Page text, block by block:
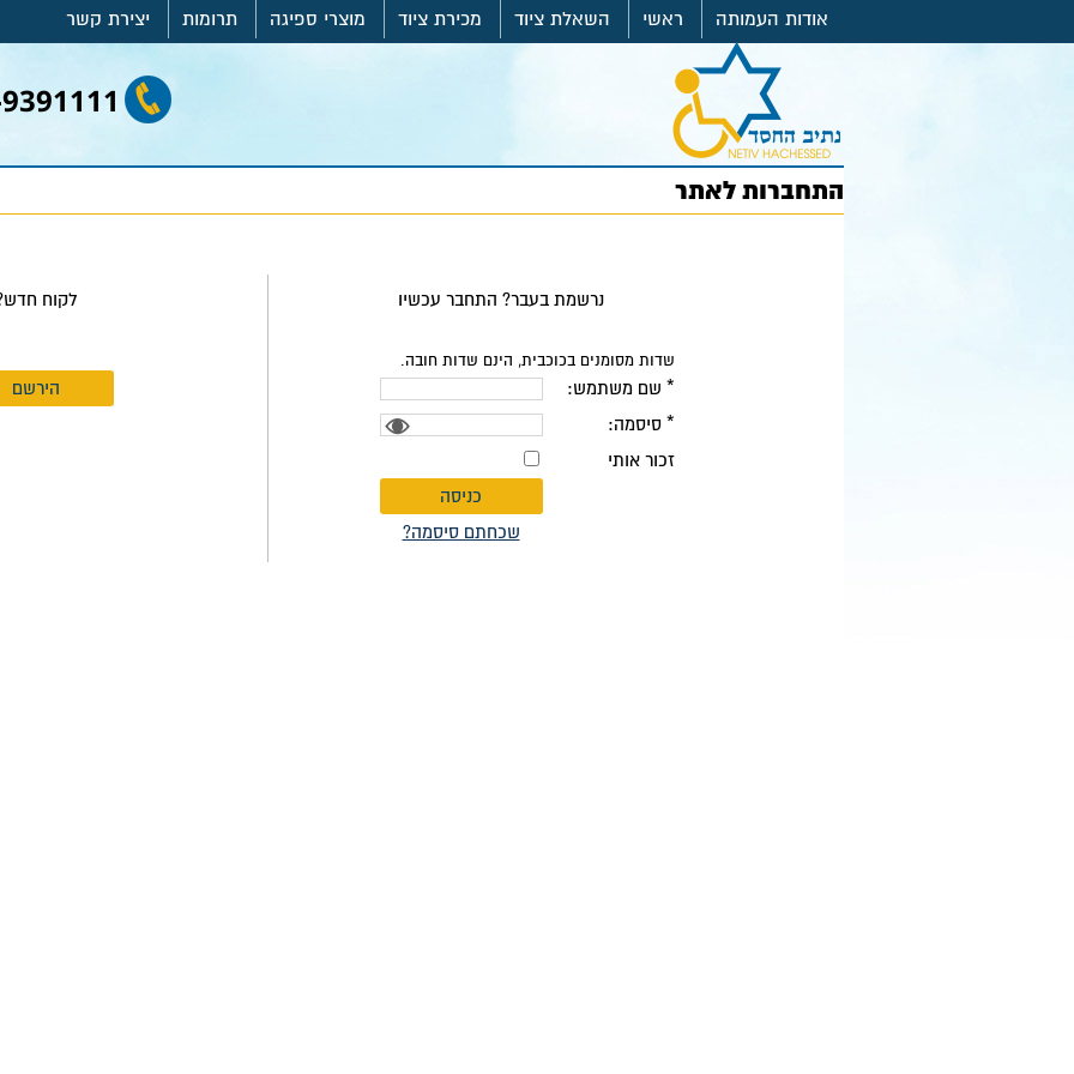
אודות העמותה ראשי השאלת ציוד מכירת ציוד מוצרי ספיגה תרומות יצירת קשר
התחברות לאתר
נרשמת בעבר? התחבר עכשיו
שדות מסומנים בכוכבית, הינם שדות חובה.
* שם משתמש:
* סיסמה:
זכור אותי
שכחתם סיסמה?
לקוח
הירשם